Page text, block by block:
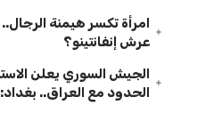
امرأة تكسر هيمنة
عرش إنفانتينو؟
الجيش السوري يعلن
الحدود مع العراق.. بغداد: